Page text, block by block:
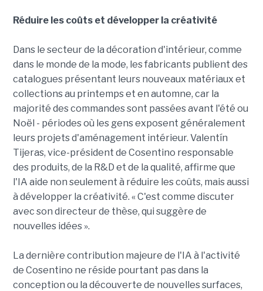
Réduire les coûts et développer la créativité
Dans le secteur de la décoration d'intérieur, comme
dans le monde de la mode, les fabricants publient des
catalogues présentant leurs nouveaux matériaux et
collections au printemps et en automne, car la
majorité des commandes sont passées avant l'été ou
Noël - périodes où les gens exposent généralement
leurs projets d'aménagement intérieur. Valentín
Tijeras, vice-président de Cosentino responsable
des produits, de la R&D et de la qualité, affirme que
l'IA aide non seulement à réduire les coûts, mais aussi
à développer la créativité. « C'est comme discuter
avec son directeur de thèse, qui suggère de
nouvelles idées ».
La dernière contribution majeure de l'IA à l'activité
de Cosentino ne réside pourtant pas dans la
conception ou la découverte de nouvelles surfaces,